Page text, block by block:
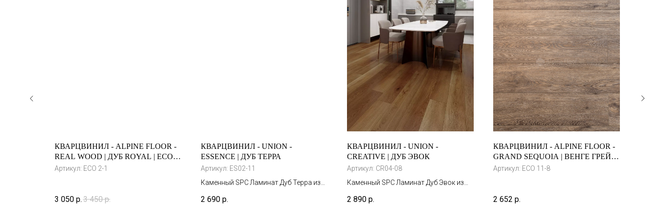
КВАРЦВИНИЛ - ALPINE FLOOR -
REAL WOOD | ДУБ ROYAL | ECO 2-
1
Артикул: ECO 2-1
3 050 р. 3 450 р.
КВАРЦВИНИЛ - UNION -
ESSENCE | ДУБ ТЕРРА
Артикул: ES02-11
Каменный SPC Ламинат Дуб Терра из
напольное покрытие, которое будет
2 690 р.
КВАРЦВИНИЛ - UNION -
CREATIVE | ДУБ ЭВОК
Артикул: CR04-08
Каменный SPC Ламинат Дуб Эвок из
напольное покрытие, которое будет
2 890 р.
КВАРЦВИНИЛ - ALPINE FLOOR -
GRAND SEQUOIA | ВЕНГЕ ГРЕЙ |
ECO 11-8
Артикул: ECO 11-8
2 652 р.